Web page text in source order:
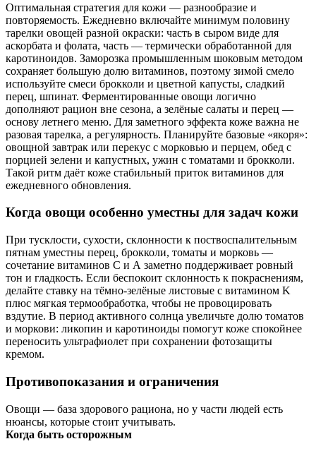
Оптимальная стратегия для кожи — разнообразие и
повторяемость. Ежедневно включайте минимум половину
тарелки овощей разной окраски: часть в сыром виде для
аскорбата и фолата, часть — термически обработанной для
каротиноидов. Заморозка промышленным шоковым методом
сохраняет большую долю витаминов, поэтому зимой смело
используйте смеси брокколи и цветной капусты, сладкий
перец, шпинат. Ферментированные овощи логично
дополняют рацион вне сезона, а зелёные салаты и перец —
основу летнего меню. Для заметного эффекта коже важна не
разовая тарелка, а регулярность. Планируйте базовые «якоря»:
овощной завтрак или перекус с морковью и перцем, обед с
порцией зелени и капустных, ужин с томатами и брокколи.
Такой ритм даёт коже стабильный приток витаминов для
ежедневного обновления.
Когда овощи особенно уместны для задач кожи
При тусклости, сухости, склонности к поствоспалительным
пятнам уместны перец, брокколи, томаты и морковь —
сочетание витаминов С и А заметно поддерживает ровный
тон и гладкость. Если беспокоит склонность к покраснениям,
делайте ставку на тёмно-зелёные листовые с витамином K
плюс мягкая термообработка, чтобы не провоцировать
вздутие. В период активного солнца увеличьте долю томатов
и моркови: ликопин и каротиноиды помогут коже спокойнее
переносить ультрафиолет при сохранении фотозащиты
кремом.
Противопоказания и ограничения
Овощи — база здорового рациона, но у части людей есть
нюансы, которые стоит учитывать.
Когда быть осторожным